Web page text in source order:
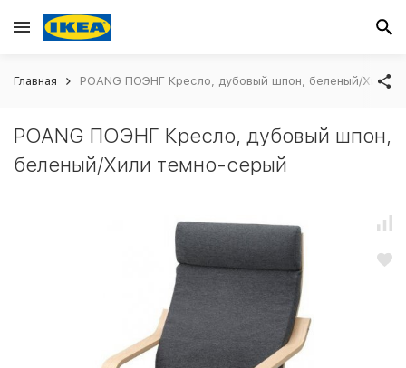
Главная POANG ПОЭНГ Кресло, дубовый шпон, беленый/Хили
POANG ПОЭНГ Кресло, дубовый шпон,
беленый/Хили темно-серый